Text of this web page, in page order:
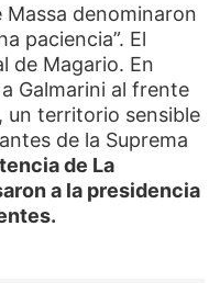
Massa denominaron
paciencia”. El
de Magario. En
Galmarini al frente
un territorio sensible
de la Suprema
de La
a la presidencia